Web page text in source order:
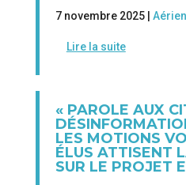
7 novembre 2025 | Aérien
Lire la suite
« PAROLE AUX
LES MOTIONS
ÉLUS ATTISENT
SUR LE PROJET